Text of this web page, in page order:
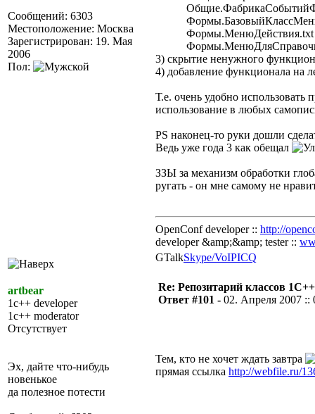
Сообщений: 6303
Местоположение: Москва
Зарегистрирован: 19. Мая
2006
Пол:
Формы.МенюДействия.txt
3) скрытие ненужного
4) добавление функционала на
Т.е. очень удобно использовать
использование в любых
PS наконец-то руки дошли
Ведь уже года 3 как обещал
ЗЗЫ за механизм обработки
ругать - он мне самому не
OpenConf developer :: http://
developer &amp;&amp; tester ::
GTalkSkype/VoIPICQ
artbear
1c++ developer
1c++ moderator
Отсутствует
Эх, дайте что-нибудь
новенькое
да полезное потести
Re: Репозитарий классов
Ответ #101 - 02. Апреля 2007 ::
Тем, кто не хочет ждать завтра
прямая ссылка http://webfile.ru/